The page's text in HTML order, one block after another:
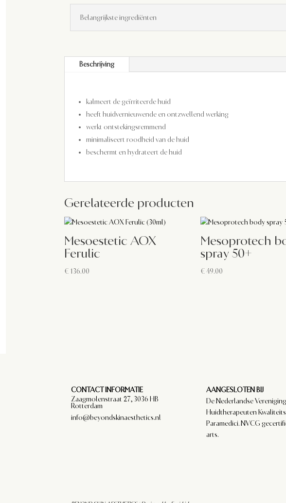
Belangrijkste ingrediënten
Beschrijving
kalmeert de geïrriteerde huid
heeft huidvernieuwende en ontzwellend werking
werkt ontstekingsremmend
minimaliseert roodheid van de huid
beschermt en hydrateert de huid
Gerelateerde producten
Mesoestetic AOX
Ferulic
€ 136.00
Mesoprotech
spray 50+
€49.00
CONTACT INFORMATIE
Zaagmolenstraat 27, 3036 HB
Rotterdam
info@beyondskinaesthetics.nl
AANGESLOTEN BIJ
De Nederlandse
Huidtherapeuten
Paramedici. NVCG
arts.